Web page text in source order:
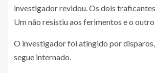
investigador revidou. Os dois
Um não resistiu aos ferimentos e o
O investigador foi atingido por
segue internado.